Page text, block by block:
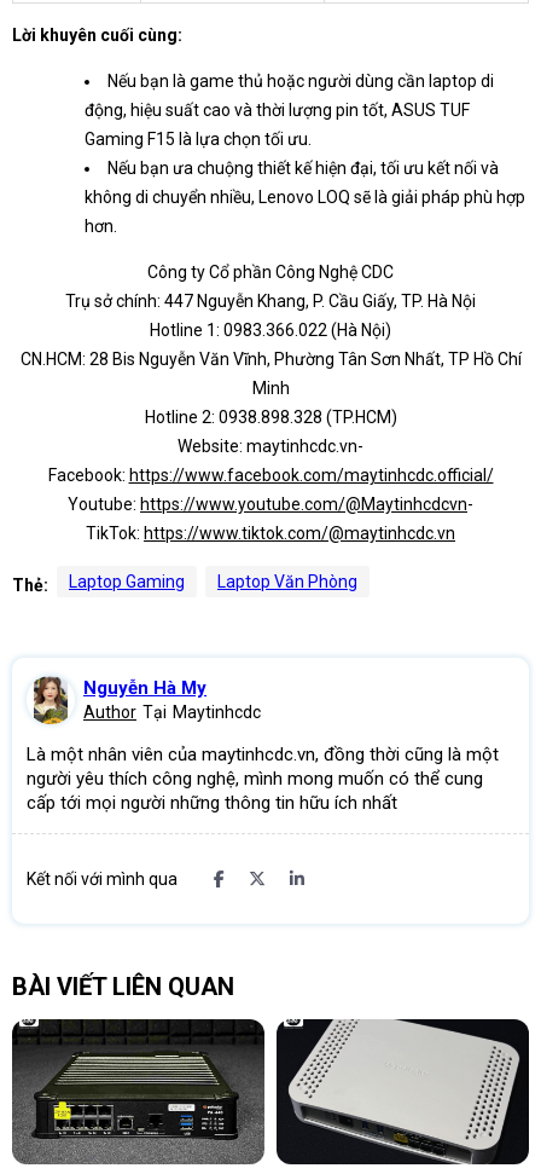
Lời khuyên cuối cùng:
Nếu bạn là game thủ hoặc người dùng cần laptop di
động, hiệu suất cao và thời lượng pin tốt, ASUS TUF
Gaming F15 là lựa chọn tối ưu.
Nếu bạn ưa chuộng thiết kế hiện đại, tối ưu kết nối và
không di chuyển nhiều, Lenovo LOQ sẽ là giải pháp phù hợp
hơn.
Công ty Cổ phần Công Nghệ CDC
Trụ sở chính: 447 Nguyễn Khang, P. Cầu Giấy, TP. Hà Nội
Hotline 1: 0983.366.022 (Hà Nội)
CN.HCM: 28 Bis Nguyễn Văn Vĩnh, Phường Tân Sơn Nhất, TP Hồ Chí
Minh
Hotline 2: 0938.898.328 (TP.HCM)
Website: maytinhcdc.vn-
Facebook: https://www.facebook.com/maytinhcdc.official/
Youtube: https://www.youtube.com/@Maytinhcdcvn-
TikTok: https://www.tiktok.com/@maytinhcdc.vn
Thẻ: Laptop Gaming Laptop Văn Phòng
Nguyễn Hà My
Author Tại Maytinhcdc
Là một nhân viên của maytinhcdc.vn, đồng thời cũng là một
người yêu thích công nghệ, mình mong muốn có thể cung
cấp tới mọi người những thông tin hữu ích nhất
Kết nối với mình qua
BÀI VIẾT LIÊN QUAN